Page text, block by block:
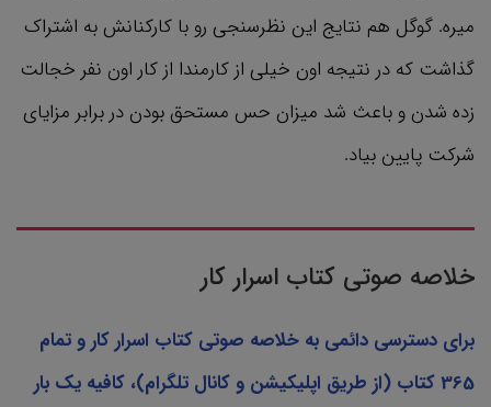
میره. گوگل هم نتایج این نظرسنجی رو با کارکنانش به اشتراک
گذاشت که در نتیجه اون خیلی از کارمندا از کار اون نفر خجالت
زده شدن و باعث شد میزان حس مستحق بودن در برابر مزایای
شرکت پایین بیاد.
خلاصه صوتی کتاب اسرار کار
برای دسترسی دائمی به خلاصه صوتی کتاب اسرار کار و تمام
365 کتاب‌ (از طریق اپلیکیشن و کانال تلگرام)، کافیه یک بار